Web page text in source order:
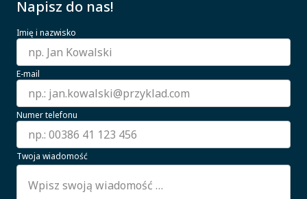
Napisz do nas!
Imię i nazwisko
E-mail
Numer telefonu
Twoja wiadomość